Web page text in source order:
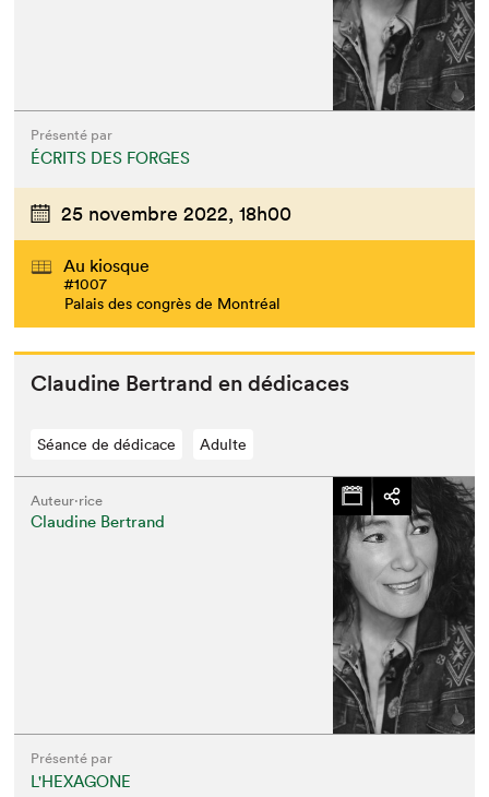
Présenté par
ÉCRITS DES FORGES
25 novembre 2022, 18h00
Au kiosque
#1007
Palais des congrès de Montréal
Clau­dine Bertrand en dédicaces
Séance de dédicace Adulte
Auteur·rice
Claudine Bertrand
Présenté par
L'HEXAGONE